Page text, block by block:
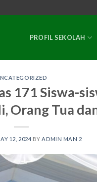
PROFIL SEKOLAH
171 Siswa-
Orang Tua
12, 2024 BY ADMIN MAN 2